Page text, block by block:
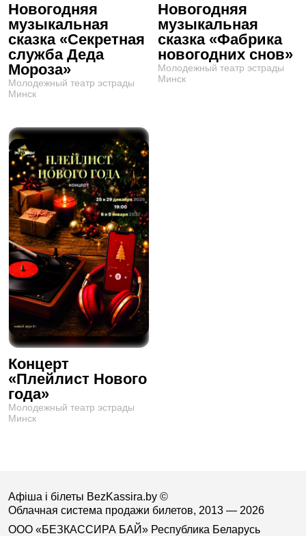
Новогодняя
музыкальная
сказка «Секретная
служба Деда
Мороза»
Молодежный театр эстрады
Минск
Новогодняя
музыкальная
сказка «Фабрика
новогодних снов»
Молодежный театр эстрады
Минск
Концерт
«Плейлист Нового
года»
Молодежный театр эстрады
Минск
Афіша і білеты BezKassira.by ©
Облачная система продажи билетов, 2013 — 2026
ООО «БЕЗКАССИРА БАЙ» Республика Беларусь